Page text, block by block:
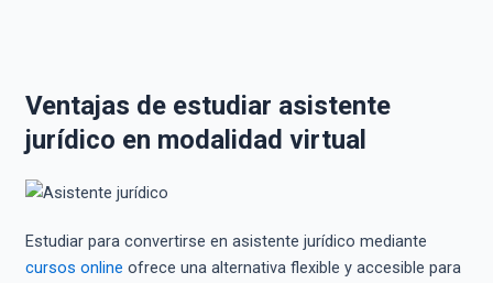
Ventajas de estudiar asistente
jurídico en modalidad virtual
Estudiar para convertirse en asistente jurídico mediante
cursos online ofrece una alternativa flexible y accesible para